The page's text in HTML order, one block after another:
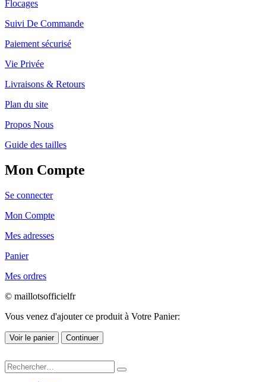
Flocages
Suivi De Commande
Paiement sécurisé
Vie Privée
Livraisons & Retours
Plan du site
Propos Nous
Guide des tailles
Mon Compte
Se connecter
Mon Compte
Mes adresses
Panier
Mes ordres
© maillotsofficielfr
Vous venez d'ajouter ce produit à Votre Panier:
Voir le panier Continuer